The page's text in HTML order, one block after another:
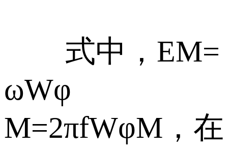
式中，EM=
ωWφ
M=2πfWφM，在